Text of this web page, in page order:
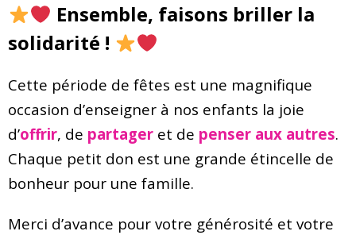
Ensemble, faisons briller la
solidarité !
Cette période de fêtes est une magnifique
occasion d’enseigner à nos enfants la joie
d’offrir, de partager et de penser aux autres.
Chaque petit don est une grande étincelle de
bonheur pour une famille.
Merci d’avance pour votre générosité et votre